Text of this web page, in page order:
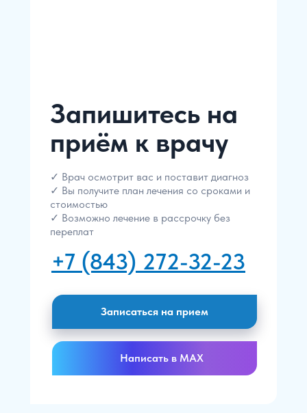
Запишитесь на
приём к врачу
✓ Врач осмотрит вас и поставит диагноз
✓ Вы получите план лечения со сроками и
стоимостью
✓ Возможно лечение в рассрочку без
переплат
+7 (843) 272-32-23
Записаться на прием
Написать в MAX